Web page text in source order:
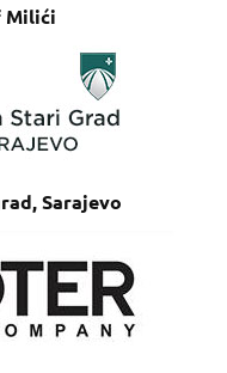
Milići
Sarajevo